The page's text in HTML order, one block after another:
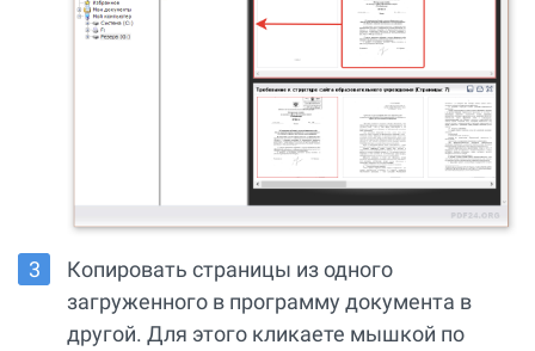
Копировать страницы из одного
загруженного в программу документа в
другой. Для этого кликаете мышкой по